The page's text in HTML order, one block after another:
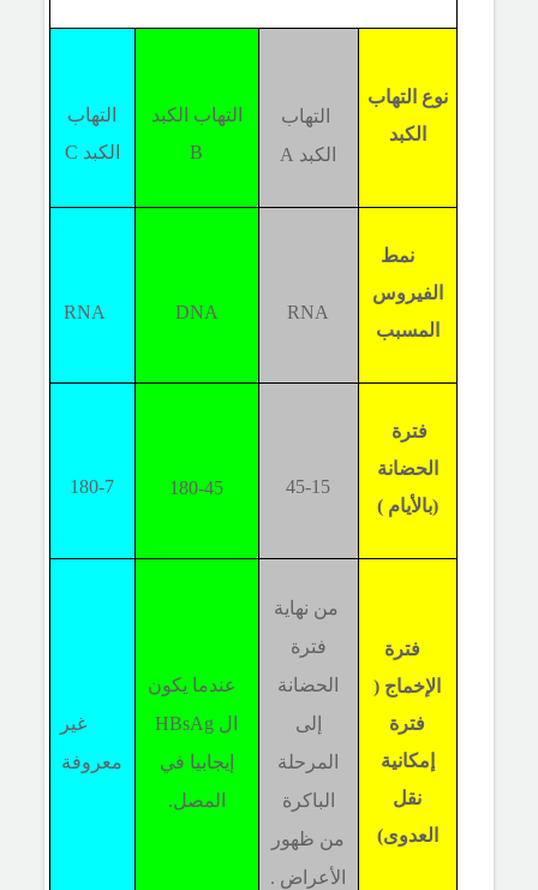
نوع التهاب
الكبد
التهاب
الكبد A
التهاب الكبد
B
التهاب
الكبد C
نمط
الفيروس
المسبب
RNA
DNA
RNA
فترة
الحضانة
(بالأيام )
45-15
180-45
180-7
فترة
الإخماج (
فترة
إمكانية
نقل
العدوى)
من نهاية
فترة
الحضانة
إلى
المرحلة
الباكرة
من ظهور
الأعراض .
عندما يكون
ال HBsAg
إيجابيا في
المصل.
غير
معروفة